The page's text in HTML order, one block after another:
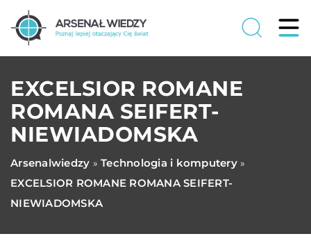
EXCELSIOR ROMANE
ROMANA SEIFERT-
NIEWIADOMSKA
Arsenalwiedzy » Technologia i komputery»
EXCELSIOR ROMANE ROMANA SEIFERT-
NIEWIADOMSKA